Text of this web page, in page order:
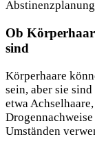
Ob
sind
Körperhaare
sein, aber sie
etwa
Umständen